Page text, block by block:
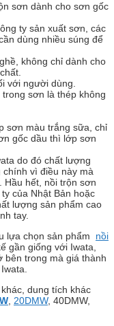
sơn dành cho sơn gốc
ty sản xuất sơn, các
dùng nhiều súng để
không chỉ dành cho
với người dùng.
sơn là thép không
sơn màu trắng sữa, chỉ
gốc dầu thì lớp sơn
do đó chất lượng
vì điều này mà
Hầu hết, nồi trộn sơn
của Nhật Bản hoặc
lượng sản phẩm cao
tay.
lựa chọn sản phẩm nồi
gần giống với Iwata,
bên trong mà giá thành
dung tích khác
20DMW, 40DMW,